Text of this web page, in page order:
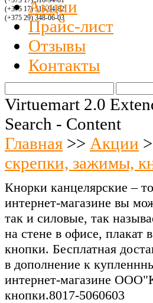
(+375 17) 516-94-82
(+375 29) 348-06-03
Акции
Прайс-лист
Отзывы
Контакты
Virtuemart 2.0
Search - Content
Главная >> Акции
скрепки, зажимы,
Кнорки канцелярские –
интернет-магазине вы
так и силовые, так
на стене в офисе, плакат
кнопки. Бесплатная
в дополнение к
интернет-магазине
кнопки.8017-5060603